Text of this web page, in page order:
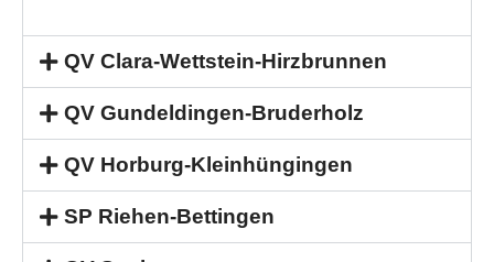
QV Clara-Wettstein-Hirzbrunnen
QV Gundeldingen-Bruderholz
QV Horburg-Kleinhüngingen
SP Riehen-Bettingen